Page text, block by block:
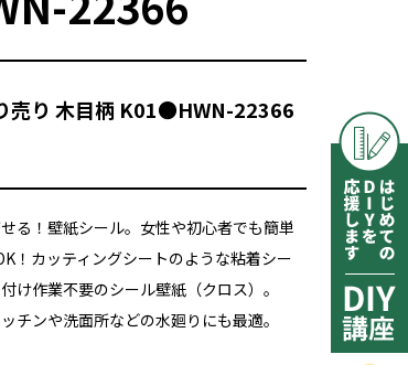
売り 木目柄 K01●HWN-22366
る！壁紙シール。女性や初心者でも簡単
！カッティングシートのような粘着シー
け作業不要のシール壁紙（クロス）。
チンや洗面所などの水廻りにも最適。